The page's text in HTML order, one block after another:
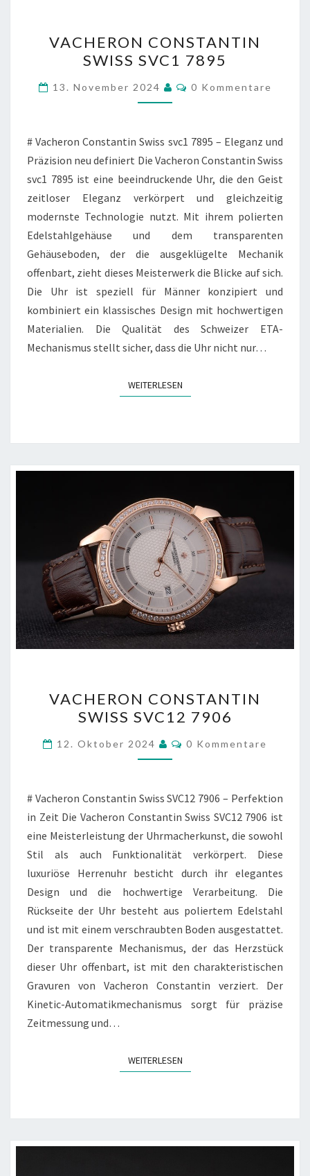
CONSTANTIN
SWISS
SVC1
7895
VACHERON CONSTANTIN
SWISS SVC1 7895
13. November 2024 Kommentare
0 Kommentare
# Vacheron Constantin Swiss svc1 7895 – Eleganz und
Präzision neu definiert Die Vacheron Constantin Swiss
svc1 7895 ist eine beeindruckende Uhr, die den Geist
zeitloser Eleganz verkörpert und gleichzeitig
modernste Technologie nutzt. Mit ihrem polierten
Edelstahlgehäuse und dem transparenten
Gehäuseboden, der die ausgeklügelte Mechanik
offenbart, zieht dieses Meisterwerk die Blicke auf sich.
Die Uhr ist speziell für Männer konzipiert und
kombiniert ein klassisches Design mit hochwertigen
Materialien. Die Qualität des Schweizer ETA-
Mechanismus stellt sicher, dass die Uhr nicht nur…
WEITERLESENWEITERLESEN
CONSTANTIN
SWISS
SVC12
7906
VACHERON CONSTANTIN
SWISS SVC12 7906
12. Oktober 2024 Kommentare
0 Kommentare
# Vacheron Constantin Swiss SVC12 7906 – Perfektion
in Zeit Die Vacheron Constantin Swiss SVC12 7906 ist
eine Meisterleistung der Uhrmacherkunst, die sowohl
Stil als auch Funktionalität verkörpert. Diese
luxuriöse Herrenuhr besticht durch ihr elegantes
Design und die hochwertige Verarbeitung. Die
Rückseite der Uhr besteht aus poliertem Edelstahl
und ist mit einem verschraubten Boden ausgestattet.
Der transparente Mechanismus, der das Herzstück
dieser Uhr offenbart, ist mit den charakteristischen
Gravuren von Vacheron Constantin verziert. Der
Kinetic-Automatikmechanismus sorgt für präzise
Zeitmessung und…
WEITERLESENWEITERLESEN